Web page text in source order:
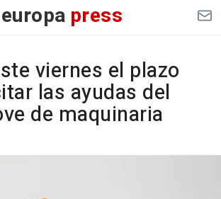
europa press
viernes el plazo
las ayudas del
de maquinaria